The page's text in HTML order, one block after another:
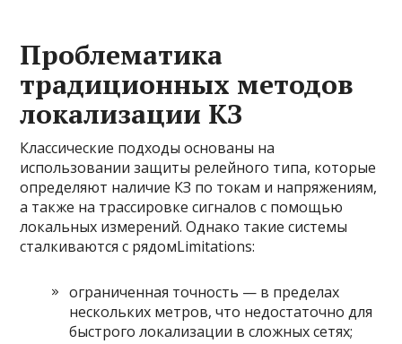
Проблематика
традиционных методов
локализации КЗ
Классические подходы основаны на
использовании защиты релейного типа, которые
определяют наличие КЗ по токам и напряжениям,
а также на трассировке сигналов с помощью
локальных измерений. Однако такие системы
сталкиваются с рядомLimitations:
ограниченная точность — в пределах
нескольких метров, что недостаточно для
быстрого локализации в сложных сетях;